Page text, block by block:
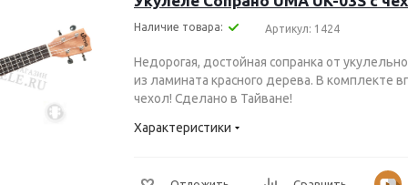
Наличие товара: Артикул: 1424
Недорогая, достойная сопранка от
из ламината красного дерева. В комплекте
чехол! Сделано в Тайване!
Характеристики